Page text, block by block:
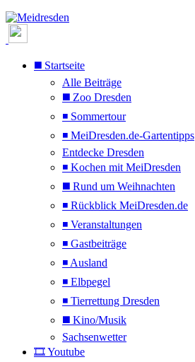
◼️ Startseite
Alle Beiträge
◼️ Zoo Dresden
◾ Sommertour
◾ MeiDresden.de-Gartentipps
Entdecke Dresden
◾ Kochen mit MeiDresden
◼️ Rund um Weihnachten
◾ Rückblick MeiDresden.de
◾ Veranstaltungen
◾ Gastbeiträge
◾ Ausland
◾ Elbpegel
◾ Tierrettung Dresden
◼️ Kino/Musik
Sachsenwetter
🎞️ Youtube